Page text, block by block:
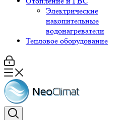
Электрические
накопительные
водонагреватели
Тепловое оборудование